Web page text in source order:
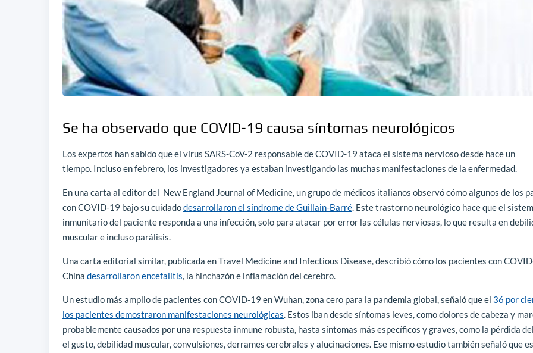
Se ha observado que COVID-19 causa síntomas neurológicos
Los expertos han sabido que el virus SARS-CoV-2 responsable de COVID-19 ataca el sistema nervioso desde hace un
tiempo. Incluso en febrero, los investigadores ya estaban investigando las muchas manifestaciones de la enfermedad.
En una carta al editor del New England Journal of Medicine, un grupo de médicos italianos observó cómo algunos de los
con COVID-19 bajo su cuidadodesarrollaron el síndrome de Guillain-Barré. Este trastorno neurológico hace que el
inmunitario del paciente responda a una infección, solo para atacar por error las células nerviosas, lo que resulta en
muscular e incluso parálisis.
Una carta editorial similar, publicada en Travel Medicine and Infectious Disease, describió cómo los pacientes con
China desarrollaron encefalitis, la hinchazón e inflamación del cerebro.
Un estudio más amplio de pacientes con COVID-19 en Wuhan, zona cero para la pandemia global, señaló que el 36 por
los pacientes demostraron manifestaciones neurológicas. Estos iban desde síntomas leves, como dolores de cabeza y
probablemente causados ​​por una respuesta inmune robusta, hasta síntomas más específicos y graves, como la pérdida
el gusto, debilidad muscular, convulsiones, derrames cerebrales y alucinaciones. Ese mismo estudio también señaló que